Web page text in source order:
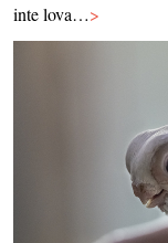
inte lova…>